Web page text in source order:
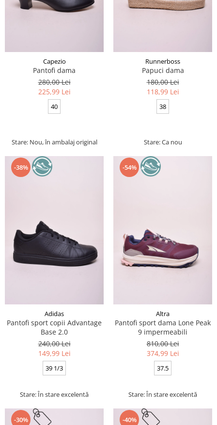
Capezio
Pantofi dama
280,00 Lei
225,99 Lei
40
Stare: Nou, în ambalaj original
Runnerboss
Papuci dama
180,00 Lei
118,99 Lei
38
Stare: Ca nou
-38%
Adidas
Pantofi sport copii Advantage
Base 2.0
240,00 Lei
149,99 Lei
39 1/3
Stare: În stare excelentă
-54%
Altra
Pantofi sport dama Lone Peak
9 impermeabili
810,00 Lei
374,99 Lei
37.5
Stare: În stare excelentă
-30% -40%